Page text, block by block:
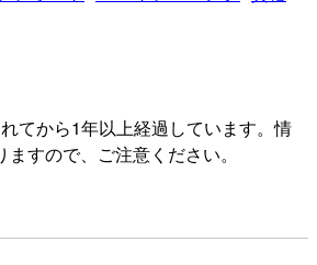
てから1年以上経過しています。情
すので、ご注意ください。